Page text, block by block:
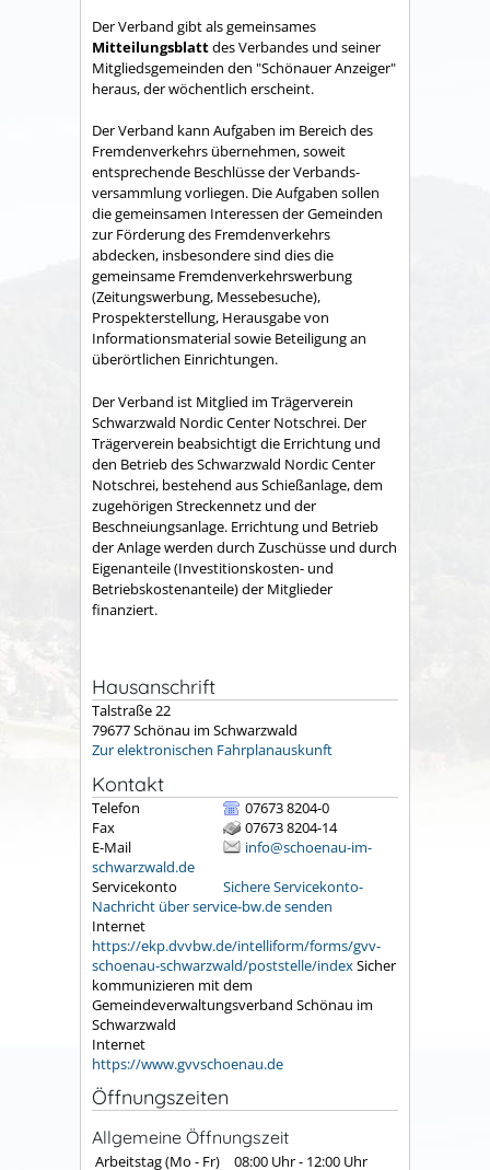
Der Verband gibt als gemeinsames
Mitteilungsblattdes Verbandes und seiner
Mitgliedsgemeinden den "Schönauer Anzeiger"
heraus, der wöchentlich erscheint.
Der Verband kann Aufgaben im Bereich des
Fremdenverkehrs übernehmen, soweit
entsprechende Beschlüsse der Verbands­
versammlung vorliegen. Die Aufgaben sollen
die gemeinsamen Interessen der Gemeinden
zur Förderung des Fremdenverkehrs
abdecken, insbesondere sind dies die
gemeinsame Fremden­verkehrswerbung
(Zeitungswerbung, Messebesuche),
Prospekter­stellung, Herausgabe von
Informationsmaterial sowie Betei­ligung an
überörtlichen Einrichtungen.
Der Verband ist Mitglied im Trägerverein
Schwarzwald Nordic Center Notschrei. Der
Trägerverein beabsichtigt die Errichtung und
den Betrieb des Schwarzwald Nordic Center
Notschrei, bestehend aus Schießanlage, dem
zugehörigen Streckennetz und der
Beschneiungsanlage. Errichtung und Betrieb
der Anlage werden durch Zuschüsse und durch
Eigenanteile (Investitionskosten- und
Betriebskostenanteile) der Mitglieder
finanziert.
Hausanschrift
Talstraße 22
79677Schönau im Schwarzwald
Zur elektronischen Fahrplanauskunft
Kontakt
Telefon
07673 8204-0
Fax
07673 8204-14
E-Mail
info@schoenau-im-
schwarzwald.de
Servicekonto
Sichere Servicekonto-
Nachricht über service-bw.de senden
Internet
https://ekp.dvvbw.de/intelliform/forms/gvv-
schoenau-schwarzwald/poststelle/indexSicher
kommunizieren mit dem
Gemeindeverwaltungsverband Schönau im
Schwarzwald
Internet
https://www.gvvschoenau.de
Öffnungszeiten
Allgemeine Öffnungszeit
Arbeitstag (Mo - Fr) 08:00 Uhr- 12:00 Uhr